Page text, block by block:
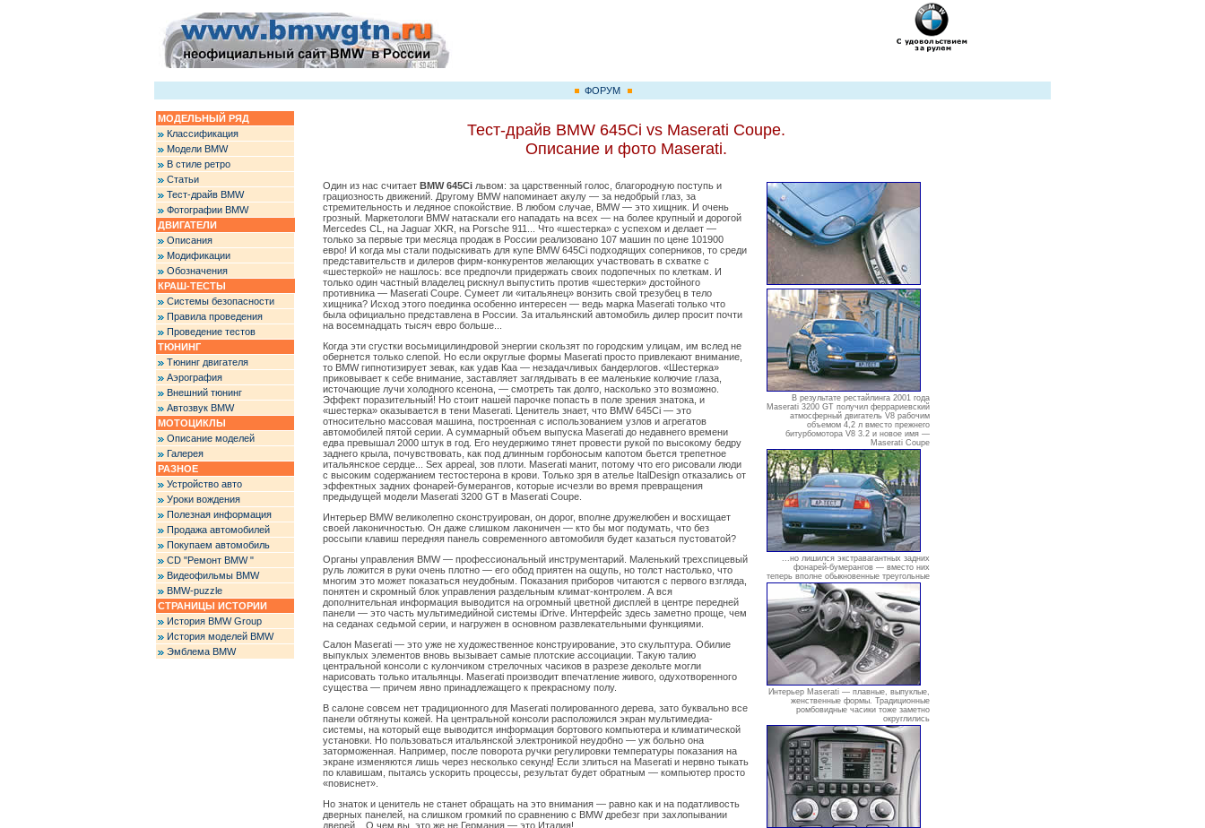
ФОРУМ
МОДЕЛЬНЫЙ РЯД
Классификация
Модели BMW
В стиле ретро
Статьи
Тест-драйв BMW
Фотографии BMW
ДВИГАТЕЛИ
Описания
Модификации
Обозначения
КРАШ-ТЕСТЫ
Системы безопасности
Правила проведения
Проведение тестов
ТЮНИНГ
Тюнинг двигателя
Аэрография
Внешний тюнинг
Автозвук BMW
МОТОЦИКЛЫ
Описание моделей
Галерея
РАЗНОЕ
Устройство авто
Уроки вождения
Полезная информация
Продажа автомобилей
Покупаем автомобиль
CD "Ремонт BMW "
Видеофильмы BMW
BMW-puzzle
СТРАНИЦЫ ИСТОРИИ
История BMW Group
История моделей BMW
Эмблема BMW
Тест-драйв BMW 645Сi vs Maserati Coupe.
Описание и фото Maserati.
Один из нас считает BMW 645Ci львом: за царственный голос, благородную поступь и
грациозность движений. Другому BMW напоминает акулу — за недобрый глаз, за
стремительность и ледяное спокойствие. В любом случае, BMW — это хищник. И очень
грозный. Маркетологи BMW натаскали его нападать на всех — на более крупный и дорогой
Mercedes CL, на Jaguar XKR, на Porsche 911... Что «шестерка» с успехом и делает —
только за первые три месяца продаж в России реализовано 107 машин по цене 101900
евро! И когда мы стали подыскивать для купе BMW 645Ci подходящих соперников, то среди
представительств и дилеров фирм-конкурентов желающих участвовать в схватке с
«шестеркой» не нашлось: все предпочли придержать своих подопечных по клеткам. И
только один частный владелец рискнул выпустить против «шестерки» достойного
противника — Maserati Coupe. Сумеет ли «итальянец» вонзить свой трезубец в тело
хищника? Исход этого поединка особенно интересен — ведь марка Maserati только что
была официально представлена в России. За итальянский автомобиль дилер просит почти
на восемнадцать тысяч евро больше...
Когда эти сгустки восьмицилиндровой энергии скользят по городским улицам, им вслед не
обернется только слепой. Но если округлые формы Maserati просто привлекают внимание,
то BMW гипнотизирует зевак, как удав Каа — незадачливых бандерлогов. «Шестерка»
приковывает к себе внимание, заставляет заглядывать в ее маленькие колючие глаза,
источающие лучи холодного ксенона, — смотреть так долго, насколько это возможно.
Эффект поразительный! Но стоит нашей парочке попасть в поле зрения знатока, и
«шестерка» оказывается в тени Maserati. Ценитель знает, что BMW 645Ci — это
относительно массовая машина, построенная с использованием узлов и агрегатов
автомобилей пятой серии. А суммарный объем выпуска Maserati до недавнего времени
едва превышал 2000 штук в год. Его неудержимо тянет провести рукой по высокому бедру
заднего крыла, почувствовать, как под длинным горбоносым капотом бьется трепетное
итальянское сердце... Sex appeal, зов плоти. Maserati манит, потому что его рисовали люди
с высоким содержанием тестостерона в крови. Только зря в ателье ItalDesign отказались от
эффектных задних фонарей-бумерангов, которые исчезли во время превращения
предыдущей модели Maserati 3200 GT в Maserati Coupe.
Интерьер BMW великолепно сконструирован, он дорог, вполне дружелюбен и восхищает
своей лаконичностью. Он даже слишком лаконичен — кто бы мог подумать, что без
россыпи клавиш передняя панель современного автомобиля будет казаться пустоватой?
Органы управления BMW — профессиональный инструментарий. Маленький трехспицевый
руль ложится в руки очень плотно — его обод приятен на ощупь, но толст настолько, что
многим это может показаться неудобным. Показания приборов читаются с первого взгляда,
понятен и скромный блок управления раздельным климат-контролем. А вся
дополнительная информация выводится на огромный цветной дисплей в центре передней
панели — это часть мультимедийной системы iDrive. Интерфейс здесь заметно проще, чем
на седанах седьмой серии, и нагружен в основном развлекательными функциями.
Салон Maserati — это уже не художественное конструирование, это скульптура. Обилие
выпуклых элементов вновь вызывает самые плотские ассоциации. Такую талию
центральной консоли с кулончиком стрелочных часиков в разрезе декольте могли
нарисовать только итальянцы. Maserati производит впечатление живого, одухотворенного
существа — причем явно принадлежащего к прекрасному полу.
В салоне совсем нет традиционного для Maserati полированного дерева, зато буквально все
панели обтянуты кожей. На центральной консоли расположился экран мультимедиа-
системы, на который еще выводится информация бортового компьютера и климатической
установки. Но пользоваться итальянской электроникой неудобно — уж больно она
заторможенная. Например, после поворота ручки регулировки температуры показания на
экране изменяются лишь через несколько секунд! Если злиться на Maserati и нервно тыкать
по клавишам, пытаясь ускорить процессы, результат будет обратным — компьютер просто
«повиснет».
Но знаток и ценитель не станет обращать на это внимания — равно как и на податливость
дверных панелей, на слишком громкий по сравнению с BMW дребезг при захлопывании
дверей... О чем вы, это же не Германия — это Италия!
В результате рестайлинга 2001 года
Maserati 3200 GT получил феррариевский
атмосферный двигатель V8 рабочим
объемом 4,2 л вместо прежнего
битурбомотора V8 3.2 и новое имя —
Maserati Coupe
...но лишился экстравагантных задних
фонарей-бумерангов — вместо них
теперь вполне обыкновенные треугольные
Интерьер Maserati — плавные, выпуклые,
женственные формы. Традиционные
ромбовидные часики тоже заметно
округлились